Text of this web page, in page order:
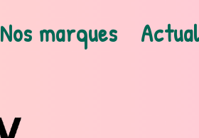
Nos marques